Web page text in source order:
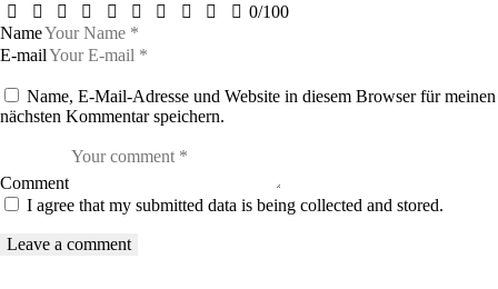
0/100
Name
E-mail
Name, E-Mail-Adresse und Website in diesem Browser für meinen
nächsten Kommentar speichern.
Comment
I agree that my submitted data is being collected and stored.